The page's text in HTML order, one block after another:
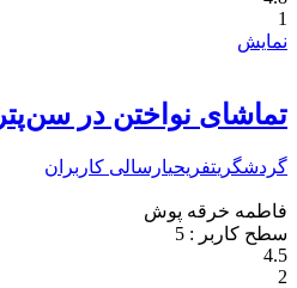
1
نمایش
تماشای نواختن در
گردشگریتفریحیارسالی کاربران
فاطمه خرقه پوش
سطح کاربر : 5
4.5
2